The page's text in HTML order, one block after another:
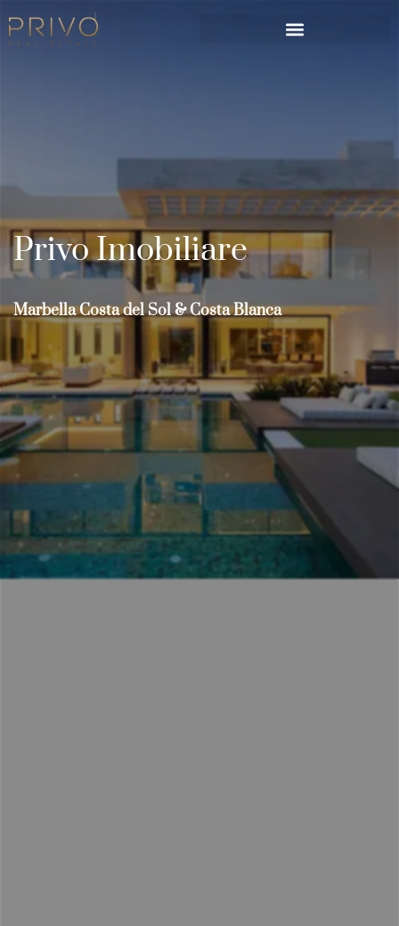
Privo Imobiliare
Marbella Costa del Sol & Costa Blanca